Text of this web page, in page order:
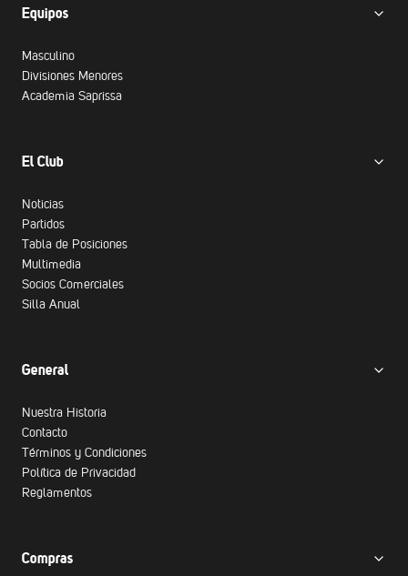
Equipos
Masculino
Divisiones Menores
Academia Saprissa
El Club
Noticias
Partidos
Tabla de Posiciones
Multimedia
Socios Comerciales
Silla Anual
General
Nuestra Historia
Contacto
Términos y Condiciones
Política de Privacidad
Reglamentos
Compras